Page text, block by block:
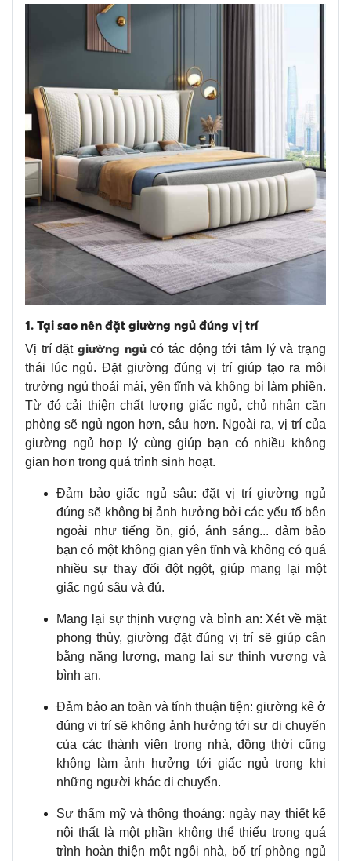
1. Tại sao nên đặt giường ngủ đúng vị trí
Vị trí đặt giường ngủcó tác động tới tâm lý và trạng
thái lúc ngủ. Đặt giường đúng vị trí giúp tạo ra môi
trường ngủ thoải mái, yên tĩnh và không bị làm phiền.
Từ đó cải thiện chất lượng giấc ngủ, chủ nhân căn
phòng sẽ ngủ ngon hơn, sâu hơn. Ngoài ra, vị trí của
giường ngủ hợp lý cùng giúp bạn có nhiều không
gian hơn trong quá trình sinh hoạt.
Đảm bảo giấc ngủ sâu: đặt vị trí giường ngủ
đúng sẽ không bị ảnh hưởng bởi các yếu tố bên
ngoài như tiếng ồn, gió, ánh sáng... đảm bảo
bạn có một không gian yên tĩnh và không có quá
nhiều sự thay đổi đột ngột, giúp mang lại một
giấc ngủ sâu và đủ.
Mang lại sự thịnh vượng và bình an: Xét về mặt
phong thủy, giường đặt đúng vị trí sẽ giúp cân
bằng năng lượng, mang lại sự thịnh vượng và
bình an.
Đảm bảo an toàn và tính thuận tiện: giường kê ở
đúng vị trí sẽ không ảnh hưởng tới sự di chuyển
của các thành viên trong nhà, đồng thời cũng
không làm ảnh hưởng tới giấc ngủ trong khi
những người khác di chuyển.
Sự thẩm mỹ và thông thoáng: ngày nay thiết kế
nội thất là một phần không thể thiếu trong quá
trình hoàn thiện một ngôi nhà, bố trí phòng ngủ